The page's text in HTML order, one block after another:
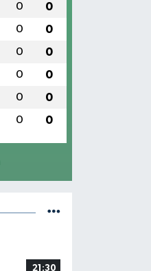
0 0
0 0
0 0
0 0
0 0
0 0
21:30